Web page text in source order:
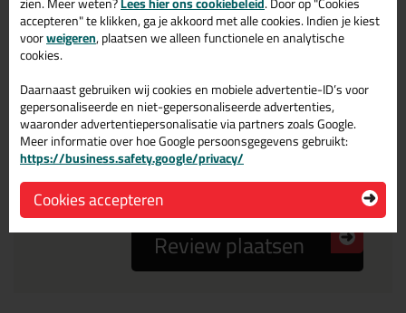
Beoordeling
Zou jij dit product aanbevelen bij anderen?
ja
nee
Review plaatsen
accepteren" te klikken, ga je akkoord met alle cookies. Indien je kiest
voorweigeren, plaatsen we alleen functionele en analytische
cookies.
Daarnaast gebruiken wij cookies en mobiele advertentie-ID’s voor
gepersonaliseerde en niet-gepersonaliseerde advertenties,
waaronder advertentiepersonalisatie via partners zoals Google.
Meer informatie over hoe Google persoonsgegevens gebruikt:
https://business.safety.google/privacy/
Cookies accepteren